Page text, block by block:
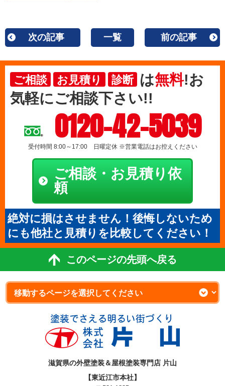
次の記事 一覧 前の記事
ご相談 お見積り 診断 は無料!お
気軽にご相談下さい!!
0120-42-5039
受付時間 8:00～17:00 日曜定休 ※営業電話はお控えください
ご相談・お見積り依
頼
絶対に損はさせません！後悔しないため
にも他社と見積りを比較してください！
このページの先頭へ戻る
滋賀県の外壁塗装＆屋根塗装専門店 片山
【東近江市本社】